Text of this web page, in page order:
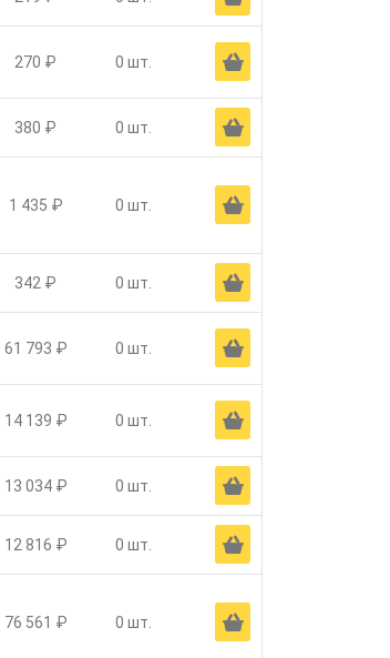
270 ₽ 0 шт. Ä
380 ₽ 0 шт. Ä
1 435 ₽ 0 шт. Ä
342 ₽ 0 шт. Ä
61 793 ₽ 0 шт. Ä
14 139 ₽ 0 шт. Ä
13 034 ₽ 0 шт. Ä
12 816 ₽ 0 шт. Ä
76 561 ₽ 0 шт. Ä